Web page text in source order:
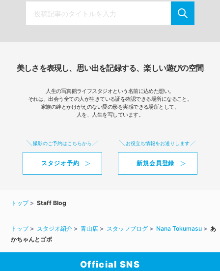
美しさを表現し、思い出を記録する、楽しい遊びの空間
人生の写真館ライフスタジオという名前に込めた想い。
それは、出会う全ての人が生きている証を確認できる場所になること。
家族の絆とかけがえのない愛の形を実感できる場所として、
人を、人生を写しています。
撮影のご予約はこちらから
スタジオ予約
お役立ち情報をお送りします
新規会員登録
トップ Staff Blog
トップ スタジオ紹介 青山店 スタッフブログ Nana Tokumasu
あ
かちゃんとゴボ
Official SNS